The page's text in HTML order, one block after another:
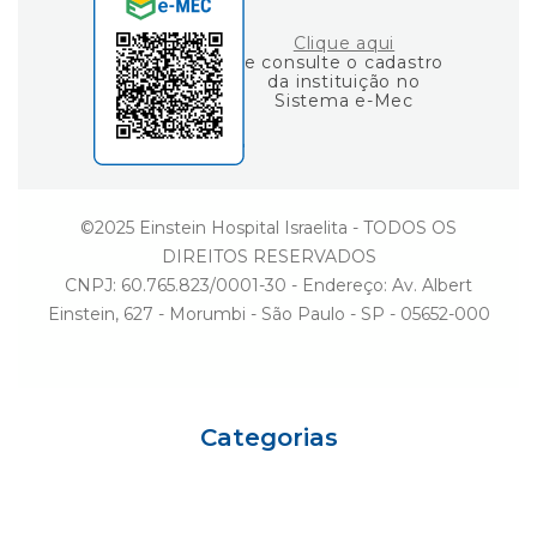
Clique aqui
e consulte o cadastro
da instituição no
Sistema e-Mec
©2025 Einstein Hospital Israelita - TODOS OS
DIREITOS RESERVADOS
CNPJ: 60.765.823/0001-30 - Endereço: Av. Albert
Einstein, 627 - Morumbi - São Paulo - SP - 05652-000
Categorias